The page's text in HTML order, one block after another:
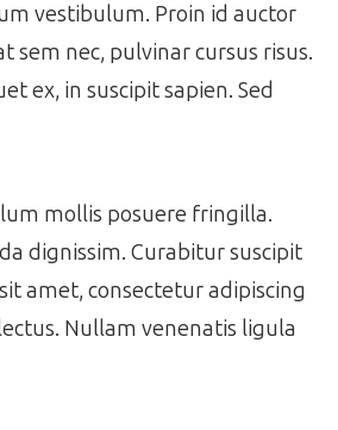
vestibulum. Proin id auctor
sem nec, pulvinar cursus risus.
ex, in suscipit sapien. Sed
mollis posuere fringilla.
dignissim. Curabitur suscipit
amet, consectetur adipiscing
Nullam venenatis ligula